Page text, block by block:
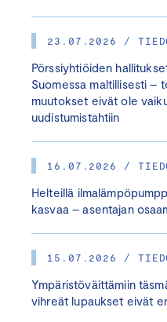
23.07.2026 /
Pörssiyhtiöiden
Suomessa maltillisesti –
muutokset eivät ole
uudistumistahtiin
16.07.2026 /
Helteillä
kasvaa – asentajan
15.07.2026 /
Ympäristöväittämiin
vihreät lupaukset eivät